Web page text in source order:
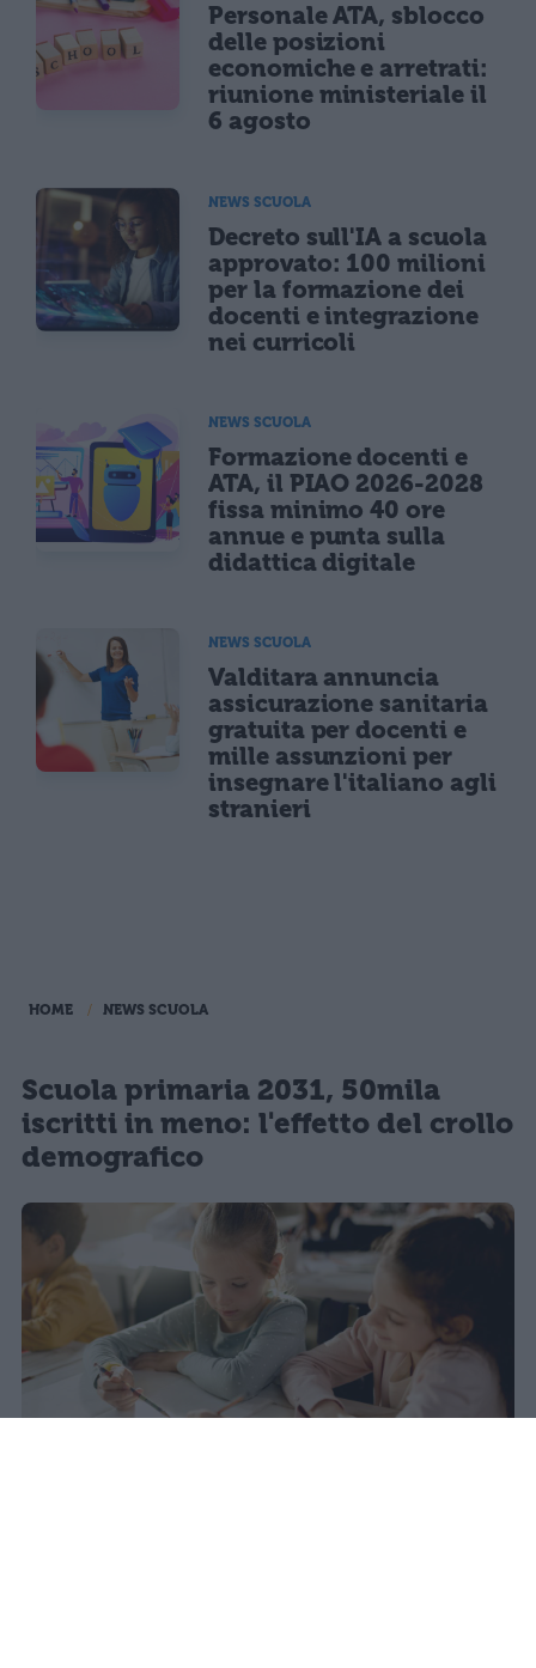
Personale ATA, sblocco
delle posizioni
economiche e arretrati:
riunione ministeriale il
6 agosto
NEWS SCUOLA
Decreto sull'IA a scuola
approvato: 100 milioni
per la formazione dei
docenti e integrazione
nei curricoli
NEWS SCUOLA
Formazione docenti e
ATA, il PIAO 2026-2028
fissa minimo 40 ore
annue e punta sulla
didattica digitale
NEWS SCUOLA
Valditara annuncia
assicurazione sanitaria
gratuita per docenti e
mille assunzioni per
insegnare l'italiano agli
stranieri
HOME NEWS SCUOLA
Scuola primaria 2031, 50mila
iscritti in meno: l'effetto del crollo
demografico